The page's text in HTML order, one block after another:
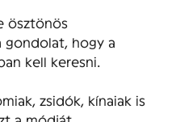
ösztönös
gondolat, hogy a
kell keresni.
zsidók, kínaiak is